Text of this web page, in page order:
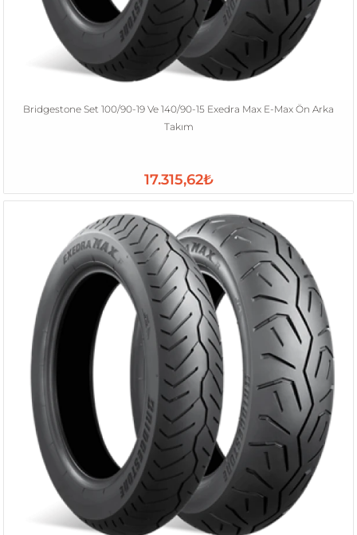
Bridgestone Set 100/90-19 Ve 140/90-15 Exedra Max E-Max Ön Arka
Takım
17.315,62₺